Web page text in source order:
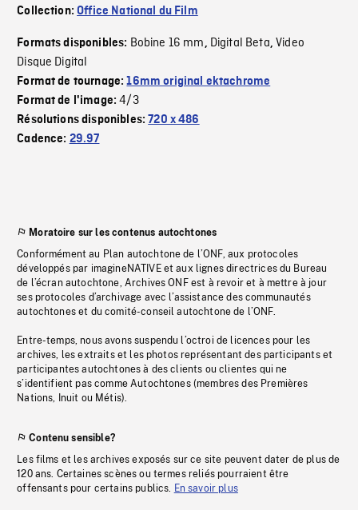
Collection:Office National du Film
Formats disponibles: Bobine 16 mm, Digital Beta,Video
Disque Digital
Format de tournage:16mm original ektachrome
Format de l'image:4/3
Résolutions disponibles:720 x 486
Cadence: 29.97
Moratoire sur les contenus autochtones
Conformément au Plan autochtone de l’ONF, aux protocoles
développés par imagineNATIVE et aux lignes directrices du Bureau
de l’écran autochtone, Archives ONF est à revoir et à mettre à jour
ses protocoles d’archivage avec l’assistance des communautés
autochtones et du comité-conseil autochtone de l’ONF.
Entre-temps, nous avons suspendu l’octroi de licences pour les
archives, les extraits et les photos représentant des participants et
participantes autochtones à des clients ou clientes qui ne
s’identifient pas comme Autochtones (membres des Premières
Nations, Inuit ou Métis).
Contenu sensible?
Les films et les archives exposés sur ce site peuvent dater de plus de
120 ans. Certaines scènes ou termes reliés pourraient être
offensants pour certains publics. En savoir plus